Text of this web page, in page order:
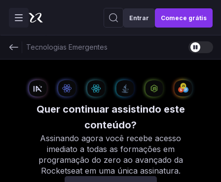
Entrar Comece grátis
Tecnologias Emergentes
Quer continuar assistindo este
conteúdo?
Assinando agora você recebe acesso
imediato a todas as formações em
programação do zero ao avançado da
Rocketseat em uma única assinatura.